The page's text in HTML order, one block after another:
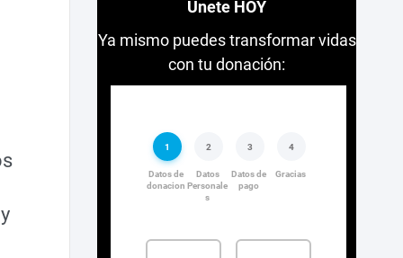
Únete HOY
Ya mismo puedes transformar vidas
con tu donación: